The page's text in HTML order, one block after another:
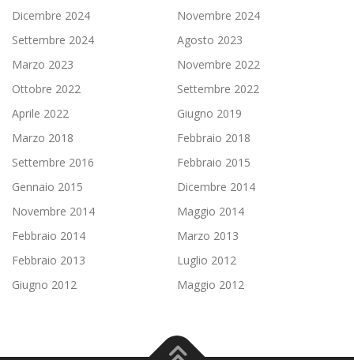
Dicembre 2024
Novembre 2024
Settembre 2024
Agosto 2023
Marzo 2023
Novembre 2022
Ottobre 2022
Settembre 2022
Aprile 2022
Giugno 2019
Marzo 2018
Febbraio 2018
Settembre 2016
Febbraio 2015
Gennaio 2015
Dicembre 2014
Novembre 2014
Maggio 2014
Febbraio 2014
Marzo 2013
Febbraio 2013
Luglio 2012
Giugno 2012
Maggio 2012